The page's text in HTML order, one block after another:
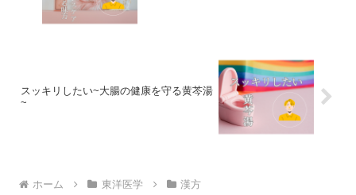
スッキリしたい~大腸の健康を守る黄芩湯
~
ホーム 東洋医学 漢方